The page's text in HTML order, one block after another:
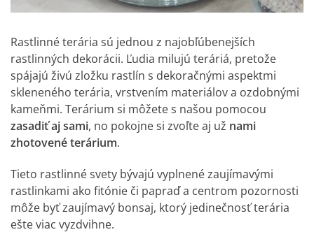
Rastlinné terária sú jednou z najobľúbenejších
rastlinných dekorácii. Ľudia milujú teráriá, pretože
spájajú živú zložku rastlín s dekoračnými aspektmi
skleneného terária, vrstvením materiálov a ozdobnými
kameňmi. Terárium si môžete s našou pomocou
zasadiť aj sami, no pokojne si zvoľte aj už nami
zhotovené terárium.
Tieto rastlinné svety bývajú vyplnené zaujímavými
rastlinkami ako fitónie či papraď a centrom pozornosti
môže byť zaujímavý bonsaj, ktorý jedinečnosť terária
ešte viac vyzdvihne.